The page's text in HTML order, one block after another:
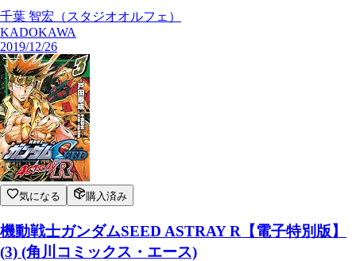
千葉 智宏（スタジオオルフェ）
KADOKAWA
2019/12/26
気になる 購入済み
機動戦士ガンダムSEED ASTRAY R【電子特別版】
(3) (角川コミックス・エース)